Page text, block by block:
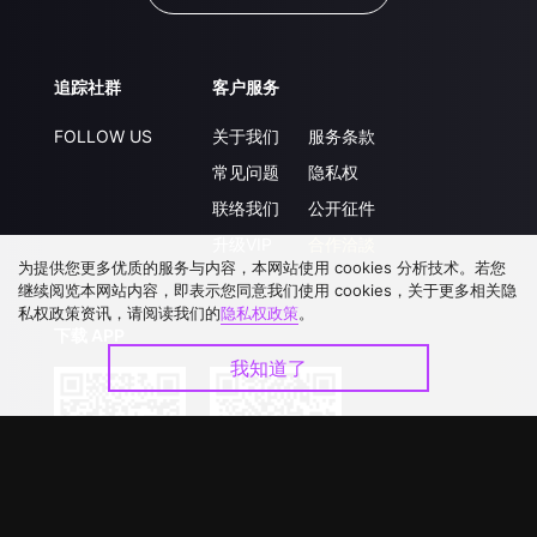
追踪社群
FOLLOW US
客户服务
关于我们
常见问题
联络我们
服务条款
隐私权
公开征件
为提供您更多优质的服务与内容，本网站使用 cookies 分析技术。若您
继续阅览本网站内容，即表示您同意我们使用 cookies，关于更多相关隐
私权政策资讯，请阅读我们的隐私权政策。
我知道了